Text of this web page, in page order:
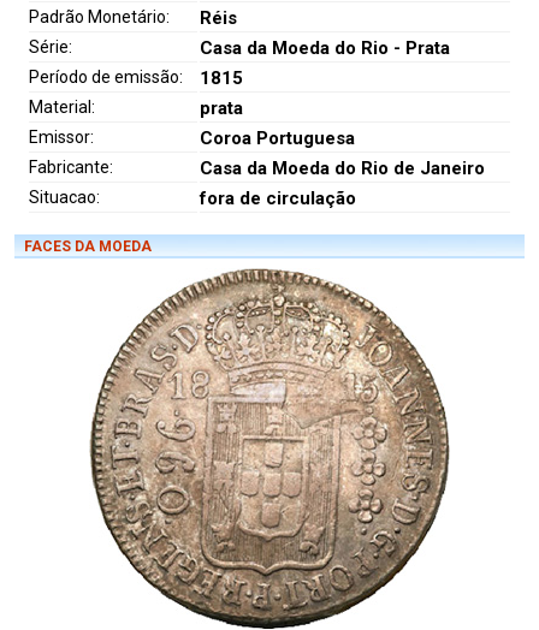
Padrão Monetário: Réis
Série: Casa da Moeda do Rio - Prata
Período de emissão: 1815
Material: prata
Emissor: Coroa Portuguesa
Fabricante: Casa da Moeda do Rio de Janeiro
Situacao: fora de circulação
FACES DA MOEDA